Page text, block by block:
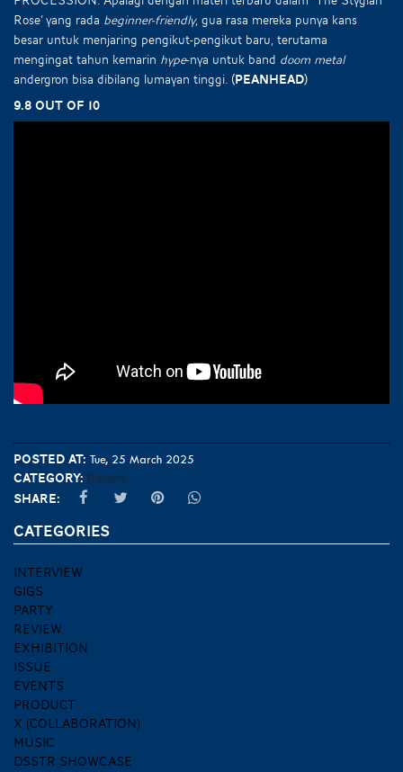
Rose’ yang rada beginner-friendly, gua rasa mereka punya kans
besar untuk menjaring pengikut-pengikut baru, terutama
mengingat tahun kemarin hype-nya untuk band doom metal
andergron bisa dibilang lumayan tinggi. (Peanhead)
9.8 out of 10
Posted at: Tue, 25 March 2025
Category: Review
Share:
CATEGORIES
INTERVIEW
GIGS
PARTY
REVIEW
EXHIBITION
ISSUE
EVENTS
PRODUCT
X (COLLABORATION)
MUSIC
DSSTR SHOWCASE